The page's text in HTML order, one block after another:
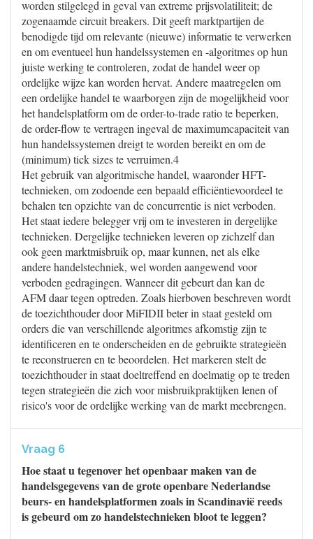
worden stilgelegd in geval van extreme prijsvolatiliteit; de
zogenaamde circuit breakers. Dit geeft marktpartijen de
benodigde tijd om relevante (nieuwe) informatie te verwerken
en om eventueel hun handelssystemen en -algoritmes op hun
juiste werking te controleren, zodat de handel weer op
ordelijke wijze kan worden hervat. Andere maatregelen om
een ordelijke handel te waarborgen zijn de mogelijkheid voor
het handelsplatform om de order-to-trade ratio te beperken,
de order-flow te vertragen ingeval de maximumcapaciteit van
hun handelssystemen dreigt te worden bereikt en om de
(minimum) tick sizes te verruimen.4
Het gebruik van algoritmische handel, waaronder HFT-
technieken, om zodoende een bepaald efficiëntievoordeel te
behalen ten opzichte van de concurrentie is niet verboden.
Het staat iedere belegger vrij om te investeren in dergelijke
technieken. Dergelijke technieken leveren op zichzelf dan
ook geen marktmisbruik op, maar kunnen, net als elke
andere handelstechniek, wel worden aangewend voor
verboden gedragingen. Wanneer dit gebeurt dan kan de
AFM daar tegen optreden. Zoals hierboven beschreven wordt
de toezichthouder door MiFIDII beter in staat gesteld om
orders die van verschillende algoritmes afkomstig zijn te
identificeren en te onderscheiden en de gebruikte strategieën
te reconstrueren en te beoordelen. Het markeren stelt de
toezichthouder in staat doeltreffend en doelmatig op te treden
tegen strategieën die zich voor misbruikpraktijken lenen of
risico's voor de ordelijke werking van de markt meebrengen.
Vraag 6
Hoe staat u tegenover het openbaar maken van de
handelsgegevens van de grote openbare Nederlandse
beurs- en handelsplatformen zoals in Scandinavië reeds
is gebeurd om zo handelstechnieken bloot te leggen?